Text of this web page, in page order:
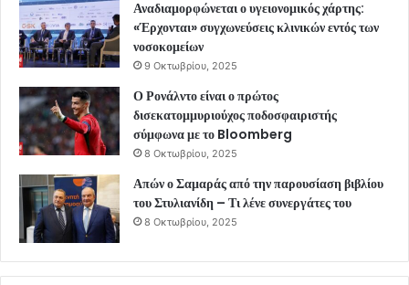
Αναδιαμορφώνεται ο υγειονομικός χάρτης:
«Έρχονται» συγχωνεύσεις κλινικών εντός των
νοσοκομείων
9 Οκτωβρίου, 2025
Ο Ρονάλντο είναι ο πρώτος
δισεκατομμυριούχος ποδοσφαιριστής
σύμφωνα με το Bloomberg
8 Οκτωβρίου, 2025
Απών ο Σαμαράς από την παρουσίαση βιβλίου
του Στυλιανίδη – Τι λένε συνεργάτες του
8 Οκτωβρίου, 2025